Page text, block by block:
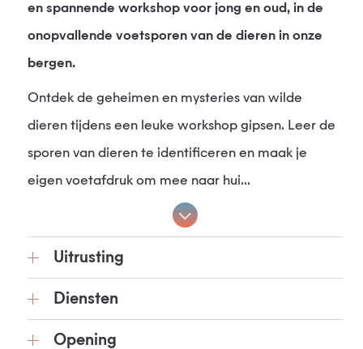
en spannende workshop voor jong en oud, in de
onopvallende voetsporen van de dieren in onze
bergen.
Ontdek de geheimen en mysteries van wilde
dieren tijdens een leuke workshop gipsen. Leer de
sporen van dieren te identificeren en maak je
eigen voetafdruk om mee naar hui...
Uitrusting
Diensten
Opening